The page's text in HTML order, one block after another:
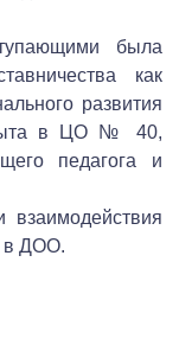
была
как
развития
в ЦО № 40,
педагога и
взаимодействия
в ДОО.